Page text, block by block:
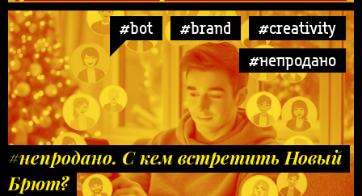
#bot #brand
#creativity
#непродано
#непродано. С кем встретить Новый
Брют?